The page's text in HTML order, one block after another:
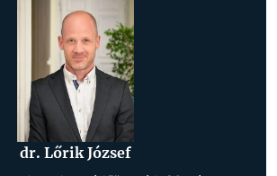
dr. Lőrik József